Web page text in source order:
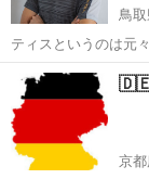
鳥
ティスというのは元
も前からあるリ…
鳥取 米子市
🇩🇪
京